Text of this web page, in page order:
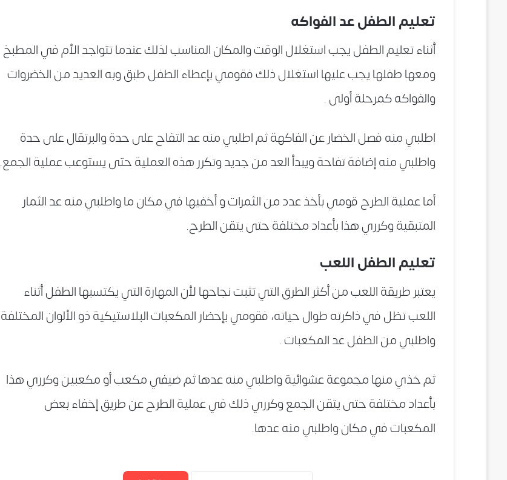
تعليم الطفل عد الفواكه
أثناء تعليم الطفل يجب استغلال الوقت والمكان المناسب لذلك عندما تتواجد الأم في المطبخ
ومعها طفلها يجب عليها استغلال ذلك فقومي بإعطاء الطفل طبق وبه العديد من الخضروات
والفواكه كمرحلة أولى .
اطلبي منه فصل الخضار عن الفاكهة ثم اطلبي منه عد التفاح على حدة والبرتقال على حدة
واطلبي منه إضافة تفاحة ويبدأ العد من جديد وتكرر هذه العملية حتى يستوعب عملية الجمع.
أما عملية الطرح قومي بأخذ عدد من الثمرات و أخفيها في مكان ما واطلبي منه عد الثمار
المتبقية وكرري هذا بأعداد مختلفة حتى يتقن الطرح.
تعليم الطفل اللعب
يعتبر طريقة اللعب من أكثر الطرق التي تثبت نجاحها لأن المهارة التي يكتسبها الطفل أثناء
اللعب تظل في ذاكرته طوال حياته، فقومي بإحضار المكعبات البلاستيكية ذو الألوان المختلفة
واطلبي من الطفل عد المكعبات .
ثم خذي منها مجموعة عشوائية واطلبي منه عدها ثم ضيفي مكعب أو مكعبين وكرري هذا
بأعداد مختلفة حتى يتقن الجمع وكرري ذلك في عملية الطرح عن طريق إخفاء بعض
المكعبات في مكان واطلبي منه عدها.